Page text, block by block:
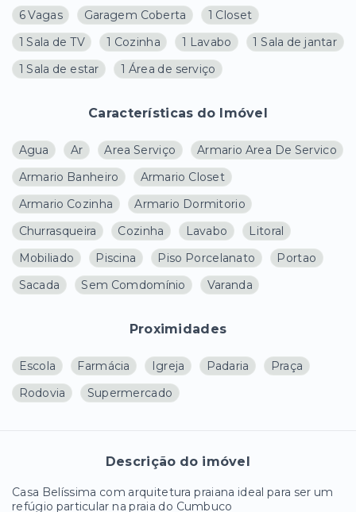
6 Vagas
Garagem Coberta
1 Closet
1 Sala de TV
1 Cozinha 1 Lavabo
1 Sala de jantar
1 Sala de estar
1 Área de serviço
Características do Imóvel
Agua Ar Area Serviço
Armario Area De Servico
Armario Banheiro
Armario Closet
Armario Cozinha
Armario Dormitorio
Churrasqueira
Cozinha Lavabo
Litoral
Mobiliado
Piscina Piso Porcelanato
Portao
Sacada
Sem Comdomínio Varanda
Proximidades
Escola Farmácia Igreja Padaria
Praça
Rodovia
Supermercado
Descrição do imóvel
Casa Belíssima com arquitetura praiana ideal para ser um
refúgio particular na praia do Cumbuco